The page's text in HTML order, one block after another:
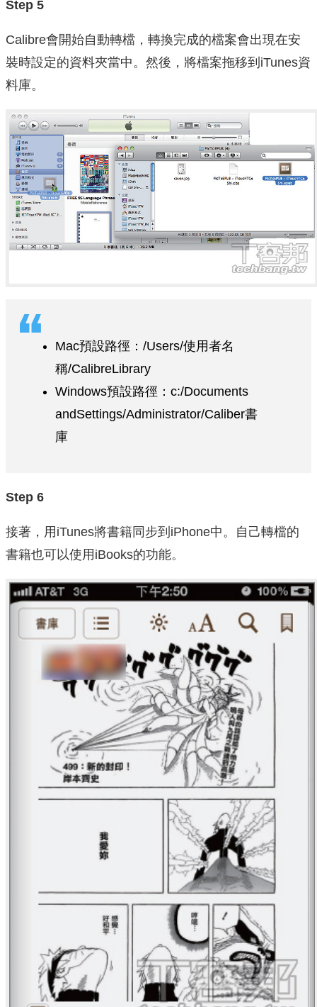
Step 5
Calibre會開始自動轉檔，轉換完成的檔案會出現在安
裝時設定的資料夾當中。然後，將檔案拖移到iTunes資
料庫。
Mac預設路徑：/Users/使用者名
稱/CalibreLibrary
Windows預設路徑：c:/Documents
andSettings/Administrator/Caliber書
庫
Step 6
接著，用iTunes將書籍同步到iPhone中。自己轉檔的
書籍也可以使用iBooks的功能。